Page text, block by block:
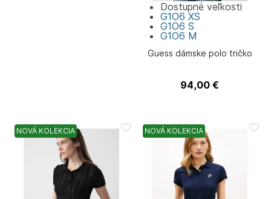
Guess dámske polo tričko
94,00 €
Dostupné veľkosti
G1O6 XS
G1O6 S
G1O6 M
NOVÁ KOLEKCIA NOVÁ KOLEKCIA